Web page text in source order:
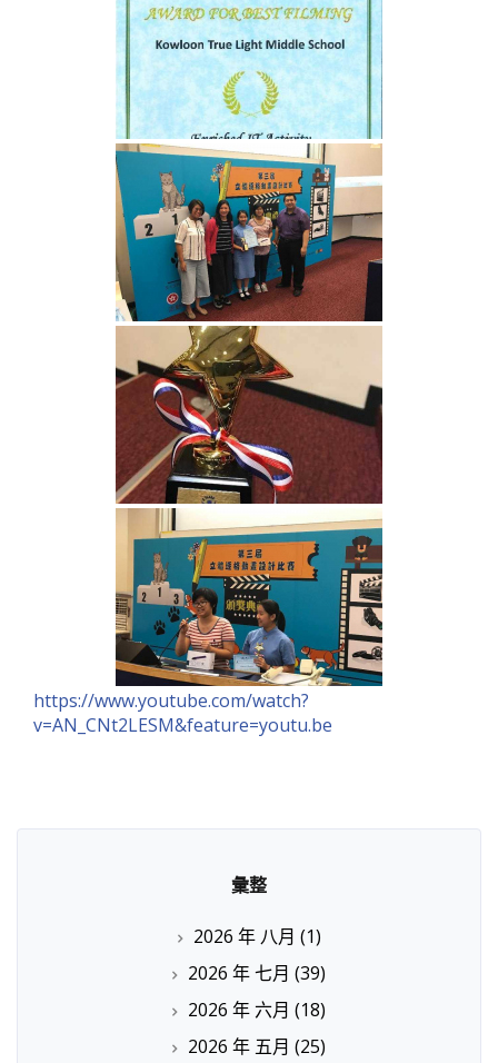
https://www.youtube.com/watch?
v=AN_CNt2LESM&feature=youtu.be
彙整
2026 年 八月 (1)
2026 年 七月 (39)
2026 年 六月 (18)
2026 年 五月 (25)